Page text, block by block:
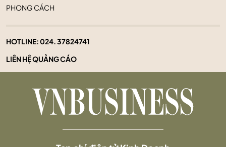
PHONG CÁCH
HOTLINE:024. 37824741
LIÊN HỆ QUẢNG CÁO